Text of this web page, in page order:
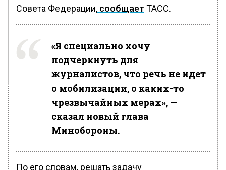
Совета Федерации, сообщаетТАСС.
«Я специально хочу
подчеркнуть для
журналистов, что речь не идет
о мобилизации, о каких-то
чрезвычайных мерах», —
сказал новый глава
Минобороны.
По его словам, решать задачу